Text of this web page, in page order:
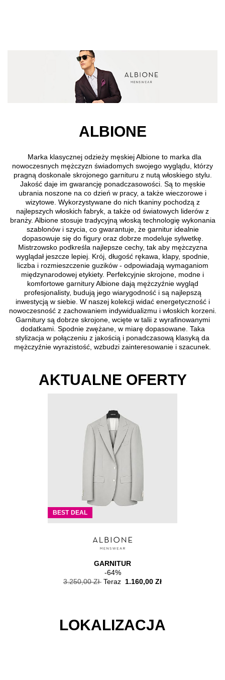
ALBIONE
Marka klasycznej odzieży męskiej Albione to marka dla
nowoczesnych mężczyzn świadomych swojego wyglądu, którzy
pragną doskonale skrojonego garnituru z nutą włoskiego stylu.
Jakość daje im gwarancję ponadczasowości. Są to męskie
ubrania noszone na co dzień w pracy, a także wieczorowe i
wizytowe. Wykorzystywane do nich tkaniny pochodzą z
najlepszych włoskich fabryk, a także od światowych liderów z
branży. Albione stosuje tradycyjną włoską technologię wykonania
szablonów i szycia, co gwarantuje, że garnitur idealnie
dopasowuje się do figury oraz dobrze modeluje sylwetkę.
Mistrzowsko podkreśla najlepsze cechy, tak aby mężczyzna
wyglądał jeszcze lepiej. Krój, długość rękawa, klapy, spodnie,
liczba i rozmieszczenie guzików - odpowiadają wymaganiom
międzynarodowej etykiety. Perfekcyjnie skrojone, modne i
komfortowe garnitury Albione dają mężczyźnie wygląd
profesjonalisty, budują jego wiarygodność i są najlepszą
inwestycją w siebie. W naszej kolekcji widać energetyczność i
nowoczesność z zachowaniem indywidualizmu i włoskich korzeni.
Garnitury są dobrze skrojone, wcięte w talii z wyrafinowanymi
dodatkami. Spodnie zwężane, w miarę dopasowane. Taka
stylizacja w połączeniu z jakością i ponadczasową klasyką da
mężczyźnie wyrazistość, wzbudzi zainteresowanie i szacunek.
AKTUALNE OFERTY
BEST DEAL
GARNITUR
-64%
3.250,00 Zł Teraz 1.160,00 Zł
LOKALIZACJA